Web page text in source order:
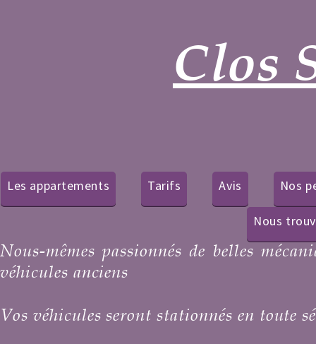
Les appartements Tarifs Avis Nos
Nous
Clos
Nous-mêmes passionnés de belles
véhicules anciens
Vos véhicules seront stationnés en toute